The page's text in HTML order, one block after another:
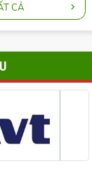
CẢ